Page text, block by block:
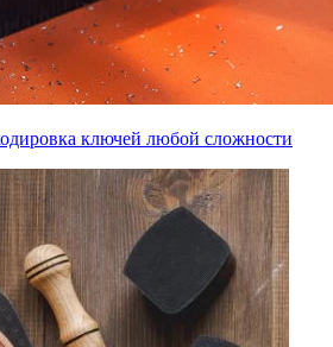
ключей любой сложности